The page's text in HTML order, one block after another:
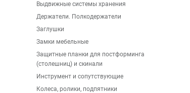
Выдвижные системы хранения
Держатели. Полкодержатели
Заглушки
Замки мебельные
Защитные планки для постформинга
(столешниц) и скинали
Инструмент и сопутствующие
Колеса, ролики, подпятники